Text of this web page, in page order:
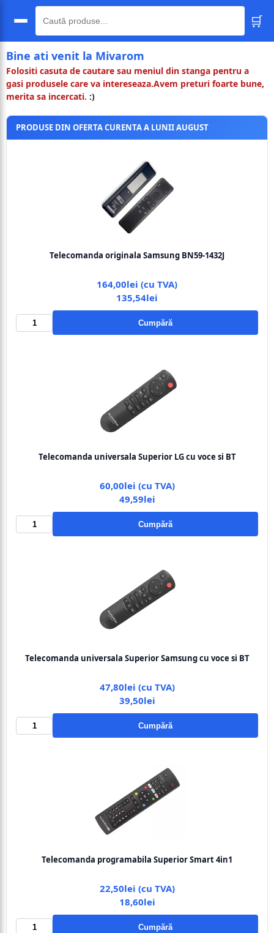
🛒
Bine ati venit la Mivarom
Folositi casuta de cautare sau meniul din stanga pentru a
gasi produsele care va intereseaza.Avem preturi foarte bune,
merita sa incercati. :)
PRODUSE DIN OFERTA CURENTA A LUNII AUGUST
Telecomanda originala Samsung BN59-1432J
164,00lei (cu TVA)
135,54lei
Cumpără
Telecomanda universala Superior LG cu voce si BT
60,00lei (cu TVA)
49,59lei
Cumpără
Telecomanda universala Superior Samsung cu voce si BT
47,80lei (cu TVA)
39,50lei
Cumpără
Telecomanda programabila Superior Smart 4in1
22,50lei (cu TVA)
18,60lei
Cumpără